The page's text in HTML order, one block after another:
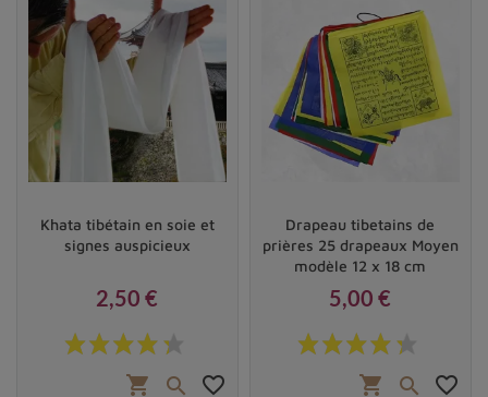
Khata tibétain en soie et
signes auspicieux
Prix
2,50 €
shopping_cart  favorite_border
Drapeau tibetains de
prières 25 drapeaux Moyen
modèle 12 x 18 cm
Prix
5,00 €
shopping_cart  favorite_border